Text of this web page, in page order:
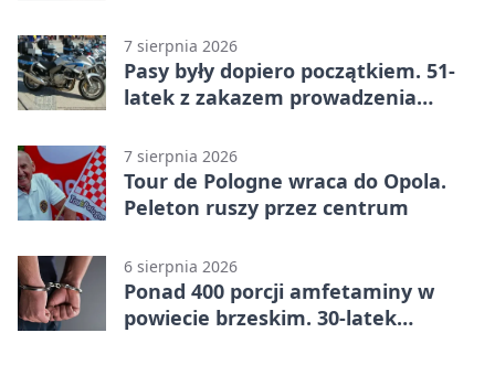
7 sierpnia 2026
Pasy były dopiero początkiem. 51-
latek z zakazem prowadzenia
7 sierpnia 2026
Tour de Pologne wraca do Opola.
Peleton ruszy przez centrum
6 sierpnia 2026
Ponad 400 porcji amfetaminy w
powiecie brzeskim. 30-latek